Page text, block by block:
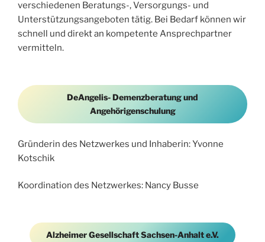
verschiedenen Beratungs-, Versorgungs- und
Unterstützungsangeboten tätig. Bei Bedarf können wir
schnell und direkt an kompetente Ansprechpartner
vermitteln.
DeAngelis- Demenzberatung und
Angehörigenschulung
Gründerin des Netzwerkes und Inhaberin: Yvonne
Kotschik
Koordination des Netzwerkes: Nancy Busse
Alzheimer Gesellschaft Sachsen-Anhalt e.V.